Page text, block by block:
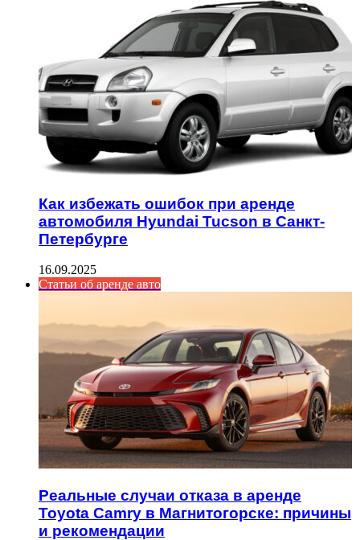
Как избежать ошибок при аренде
автомобиля Hyundai Tucson в Санкт-
Петербурге
16.09.2025
Статьи об аренде авто
Реальные случаи отказа в аренде
Toyota Camry в Магнитогорске: причины
и рекомендации